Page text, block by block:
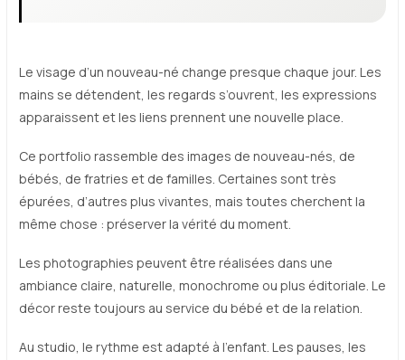
Le visage d’un nouveau-né change presque chaque jour. Les
mains se détendent, les regards s’ouvrent, les expressions
apparaissent et les liens prennent une nouvelle place.
Ce portfolio rassemble des images de nouveau-nés, de
bébés, de fratries et de familles. Certaines sont très
épurées, d’autres plus vivantes, mais toutes cherchent la
même chose : préserver la vérité du moment.
Les photographies peuvent être réalisées dans une
ambiance claire, naturelle, monochrome ou plus éditoriale. Le
décor reste toujours au service du bébé et de la relation.
Au studio, le rythme est adapté à l’enfant. Les pauses, les